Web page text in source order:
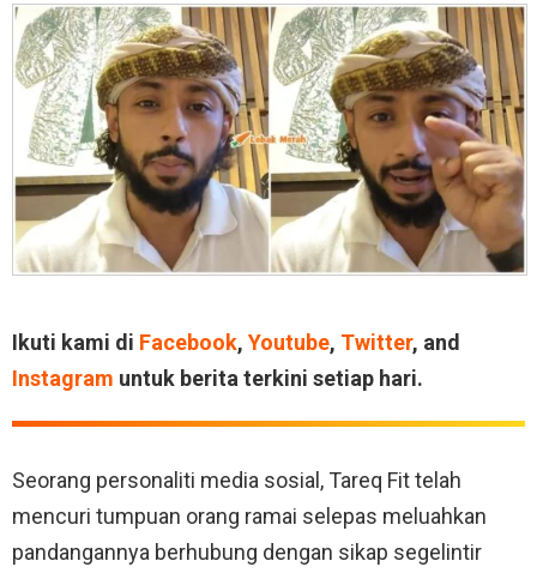
Ikuti kami di Facebook, Youtube, Twitter, and
Instagram untuk berita terkini setiap hari.
Seorang personaliti media sosial, Tareq Fit telah
mencuri tumpuan orang ramai selepas meluahkan
pandangannya berhubung dengan sikap segelintir